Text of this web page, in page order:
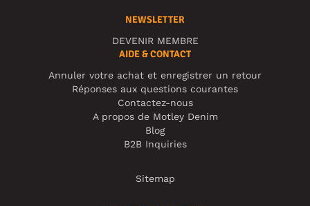
NEWSLETTER
DEVENIR MEMBRE
AIDE & CONTACT
Annuler votre achat et enregistrer un retour
Réponses aux questions courantes
Contactez-nous
A propos de Motley Denim
Blog
B2B Inquiries
Sitemap